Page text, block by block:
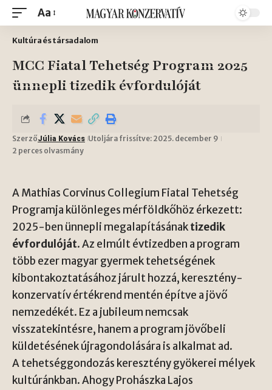
Aa
Kultúra és társadalom
MCC Fiatal Tehetség Program 2025
ünnepli tizedik évfordulóját
SzerzőJúlia Kovács Utoljára frissítve: 2025. december 9
2 perces olvasmány
A Mathias Corvinus Collegium Fiatal Tehetség
Programja különleges mérföldkőhöz érkezett:
2025-ben ünnepli megalapításánaktizedik
évfordulóját. Az elmúlt évtizedben a program
több ezer magyar gyermek tehetségének
kibontakoztatásához járult hozzá, keresztény-
konzervatív értékrend mentén építve a jövő
nemzedékét. Ez a jubileum nemcsak
visszatekintésre, hanem a program jövőbeli
küldetésének újragondolására is alkalmat ad.
A tehetséggondozás keresztény gyökerei mélyek
kultúránkban. Ahogy Prohászka Lajos